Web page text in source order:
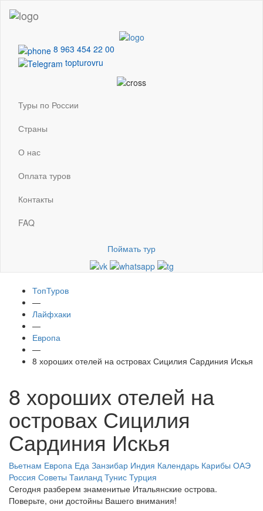
8 963 454 22 00
topturovru
Туры по России
Страны
О нас
Оплата туров
Контакты
FAQ
Поймать тур
ТопТуров
—
Лайфхаки
—
Европа
—
8 хороших отелей на островах Сицилия Сардиния Искья
8 хороших отелей на
островах Сицилия
Сардиния Искья
Вьетнам Европа Еда Занзибар Индия Календарь Карибы ОАЭ
Россия Советы Таиланд Тунис Турция
Сегодня разберем знаменитые Итальянские острова.
Поверьте, они достойны Вашего внимания!